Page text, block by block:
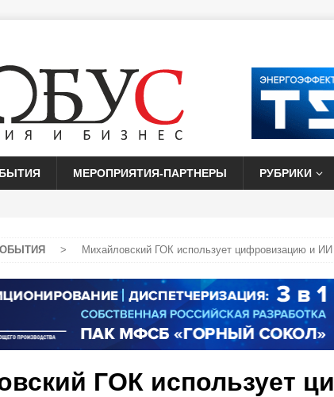
МЕРОПРИЯТИЯ-ПАРТНЕРЫ РУБРИКИ
> Михайловский ГОК использует цифровизацию и
ГОК использует